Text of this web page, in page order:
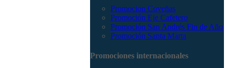
Promocion Coveñas
Promoción Eje Cafetero
Promoción San Andrés Fin de Año
Promoción Santa Marta
Promociones internacionales